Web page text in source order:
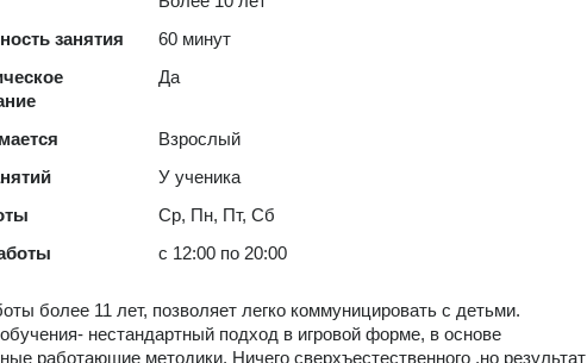
занятия
60 минут
Да
Взрослый
У ученика
Ср, Пн, Пт, Сб
с 12:00 по 20:00
более 11 лет, позволяет легко коммуницировать с детьми.
нестандартный подход в игровой форме, в основе
работающие методики. Ничего сверхъестественного ,но результат